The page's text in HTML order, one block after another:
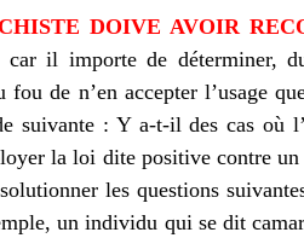
DOIVE AVOIR
car il importe de déterminer,
de n’en accepter l’usage
suivante : Y a-t-il des cas
la loi dite positive contre
les questions
un individu qui se dit